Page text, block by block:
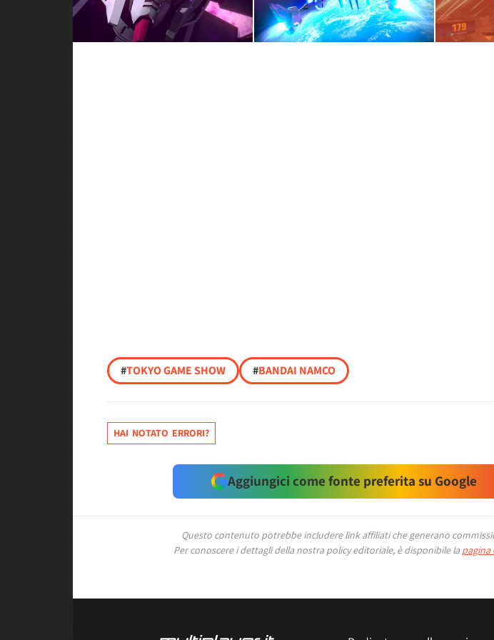
#TOKYO GAME SHOW #BANDAI NAMCO
HAI NOTATO ERRORI?
Aggiungici come fonte preferita su Google
Questo contenuto potrebbe includere link affiliati che generano
Per conoscere i dettagli della nostra policy editoriale, è disponibile la pagina